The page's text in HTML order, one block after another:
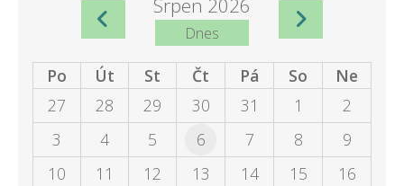
Srpen 2026
Dnes
Po Út St Čt Pá So
Ne
27
28 29 30 31 1
2
3
4 5 6 7 8
9
10
11 12 13 14 15
16